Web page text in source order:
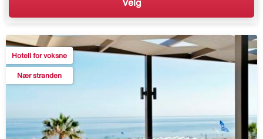
Velg
Hotell for voksne
Nær stranden